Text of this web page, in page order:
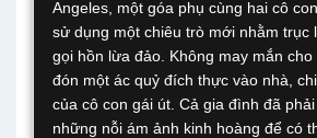
Angeles, một góa phụ cùng hai cô
sử dụng một chiêu trò mới nhằm trục
gọi hồn lừa đảo. Không may mắn
đón một ác quỷ đích thực vào nhà,
của cô con gái út. Cả gia đình đã
những nỗi ám ảnh kinh hoàng để có